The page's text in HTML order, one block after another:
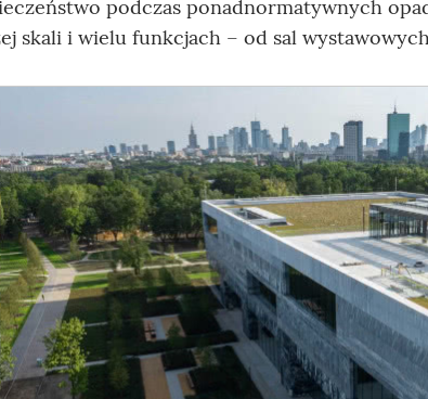
podczas ponadnormatywnych
skali i wielu funkcjach – od sal